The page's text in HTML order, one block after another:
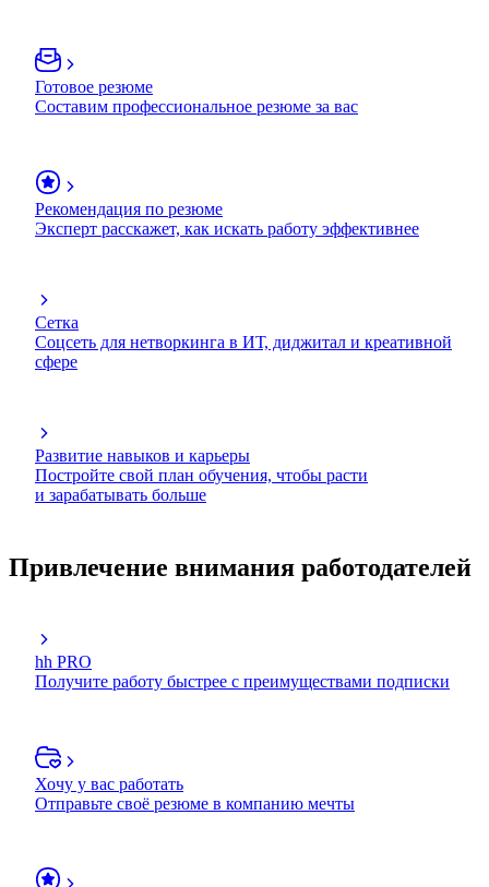
Готовое резюме
Составим профессиональное резюме за вас
Рекомендация по резюме
Эксперт расскажет, как искать работу эффективнее
Сетка
Соцсеть для нетворкинга в ИТ, диджитал и креативной
сфере
Развитие навыков и карьеры
Постройте свой план обучения, чтобы расти
и зарабатывать больше
Привлечение внимания работодателей
hh PRO
Получите работу быстрее с преимуществами подписки
Хочу у вас работать
Отправьте своё резюме в компанию мечты